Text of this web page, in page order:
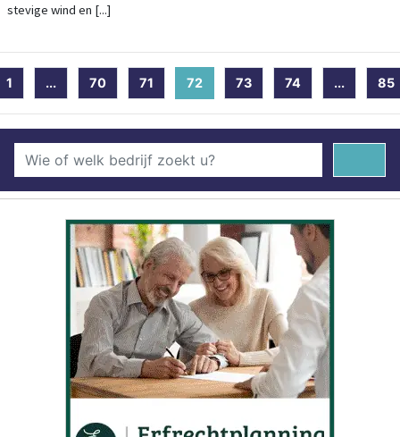
stevige wind en [...]
1 ... 70 71 72(current)
73 74 ... 85